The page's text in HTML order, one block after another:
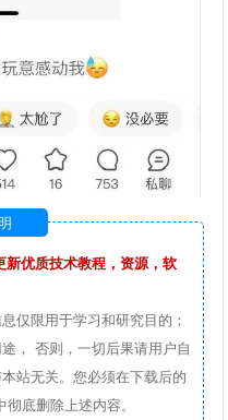
新优质技术教程，资源，软
仅限用于学习和研究目的；
， 否则，一切后果请用户自
站无关。您必须在下载后的
底删除上述内容。